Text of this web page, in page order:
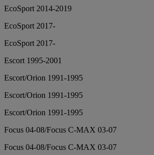
EcoSport 2014-2019
EcoSport 2017-
EcoSport 2017-
Escort 1995-2001
Escort/Orion 1991-1995
Escort/Orion 1991-1995
Escort/Orion 1991-1995
Focus 04-08/Focus C-MAX 03-07
Focus 04-08/Focus C-MAX 03-07